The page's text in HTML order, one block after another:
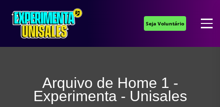
Seja Voluntário
Arquivo de Home 1 -
Experimenta - Unisales